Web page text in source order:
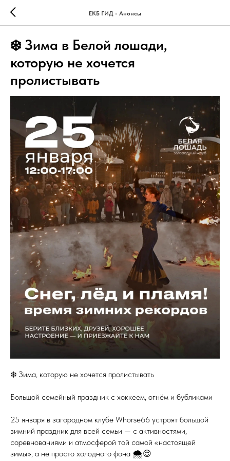
ЕКБ ГИД - Анонсы
❄️ Зима в Белой лошади,
которую не хочется
пролистывать
❄️ Зима, которую не хочется пролистывать
Большой семейный праздник с хоккеем, огнём и бубликами
25 января в загородном клубе Whorse66 устроят большой
зимний праздник для всей семьи — с активностями,
соревнованиями и атмосферой той самой «настоящей
зимы», а не просто холодного фона 🌨😌